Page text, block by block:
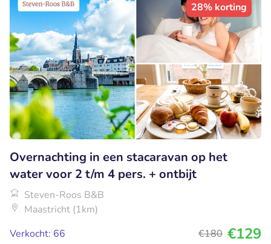
28% korting
Overnachting in een stacaravan op het
water voor 2 t/m 4 pers. + ontbijt
Steven-Roos B&B
Maastricht (1km)
Verkocht: 66
€180 €129